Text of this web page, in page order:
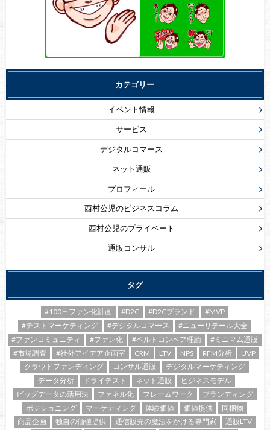
カテゴリー
イベント情報
サービス
デジタルコマース
ネット通販
プロフィール
西村公児のビジネスコラム
西村公児のプライベート
通販コンサル
タグ
#100日ファン化計画 #D2C #D2Cブランド
#MVP
#テストマーケティング
#デジタルコマース
#ニューリテール大全
#ファンコミュニティ
#ファン化 #ベルトコンベア理論
#ミニマム通販
#市場調査
#社外アイデア企画室 CRM LTV NPS RFM分析
UVP
クラウドファンディング
コンサル通販
デジタルマーケティング
データ分析
ドライテスト ネット通販
ビジネスモデル
ビッグデータの活用法
ファネル化 フレームワーク
ブランディング
ポジショニング
マーケティング 体験価値 価値提供
同梱物
商品企画
独自の価値提供 通信販売の魔法をかける専門家
通販LTV